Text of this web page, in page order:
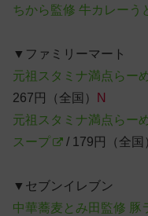
ちから監修 牛カレーう
▼ファミリーマート
元祖スタミナ満点らー
267円（全国）
N
元祖スタミナ満点らー
スープ
/ 179円（全国
▼セブンイレブン
中華蕎麦とみ田監修 豚